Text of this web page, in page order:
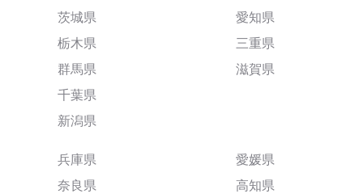
茨城県
栃木県
群馬県
千葉県
新潟県
愛知県
三重県
滋賀県
兵庫県
奈良県
愛媛県
高知県